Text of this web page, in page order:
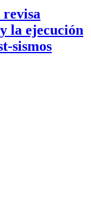
revisa
la ejecución
sismos